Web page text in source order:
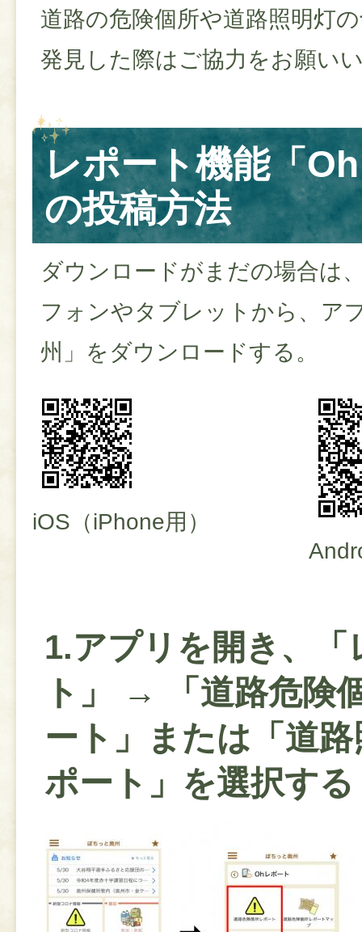
道路の危険個所や道路照明灯
発見した際はご協力をお願い
レポート機能「
の投稿方法
ダウンロードがまだの場合は
フォンやタブレットから、ア
州」をダウンロードする。
iOS（iPhone用）
1.アプリを開き、「
ト」 → 「道路危険
ート」または「道
ポート」を選択する